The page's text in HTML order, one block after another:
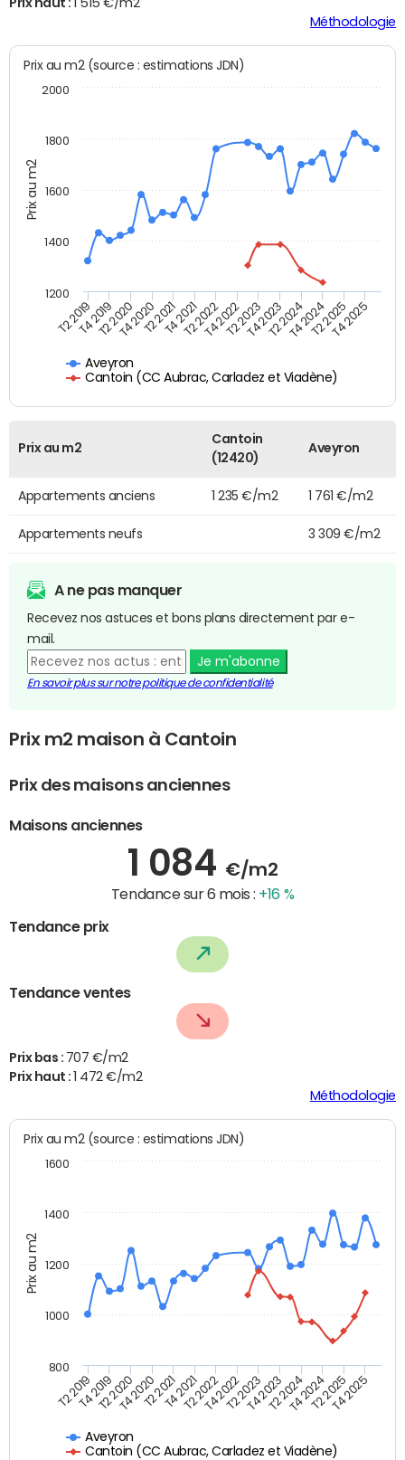
Méthodologie
Prix au m2
Prix au m2 (source : estimations JDN)
Aveyron
Cantoin (CC Aubrac, Carladez et Viadène)
T2 2019T4 2019T2 2020T4 2020T2 2021T4 2021T2 2022T4 2022T2 2023T4 2023T2 2024T4 2024T2 2025T4 2025
1200
1400
1600
1800
2000
Prix au m2
Cantoin
(12420)
Aveyron
Appartements anciens 1 235 €/m2 1 761 €/m2
Appartements neufs 3 309 €/m2
A ne pas manquer
Recevez nos astuces et bons plans directement par e-
mail.
Je m'abonne
En savoir plus sur notre politique de confidentialité
Prix m2 maison à Cantoin
Prix des maisons anciennes
Maisons anciennes
1 084 €/m2
Tendance sur 6 mois : +16 %
Tendance prix
Tendance ventes
Prix bas : 707 €/m2
Prix haut :
1 472 €/m2
Méthodologie
Prix au m2
Prix au m2 (source : estimations JDN)
Aveyron
Cantoin (CC Aubrac, Carladez et Viadène)
T2 2019T4 2019T2 2020T4 2020T2 2021T4 2021T2 2022T4 2022T2 2023T4 2023T2 2024T4 2024T2 2025T4 2025
800
1000
1200
1400
1600